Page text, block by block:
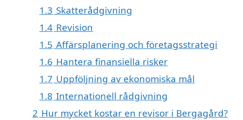
1.3 Skatterådgivning
1.4 Revision
1.5 Affärsplanering och företagsstrategi
1.6 Hantera finansiella risker
1.7 Uppföljning av ekonomiska mål
1.8 Internationell rådgivning
2 Hur mycket kostar en revisor i Bergagård?